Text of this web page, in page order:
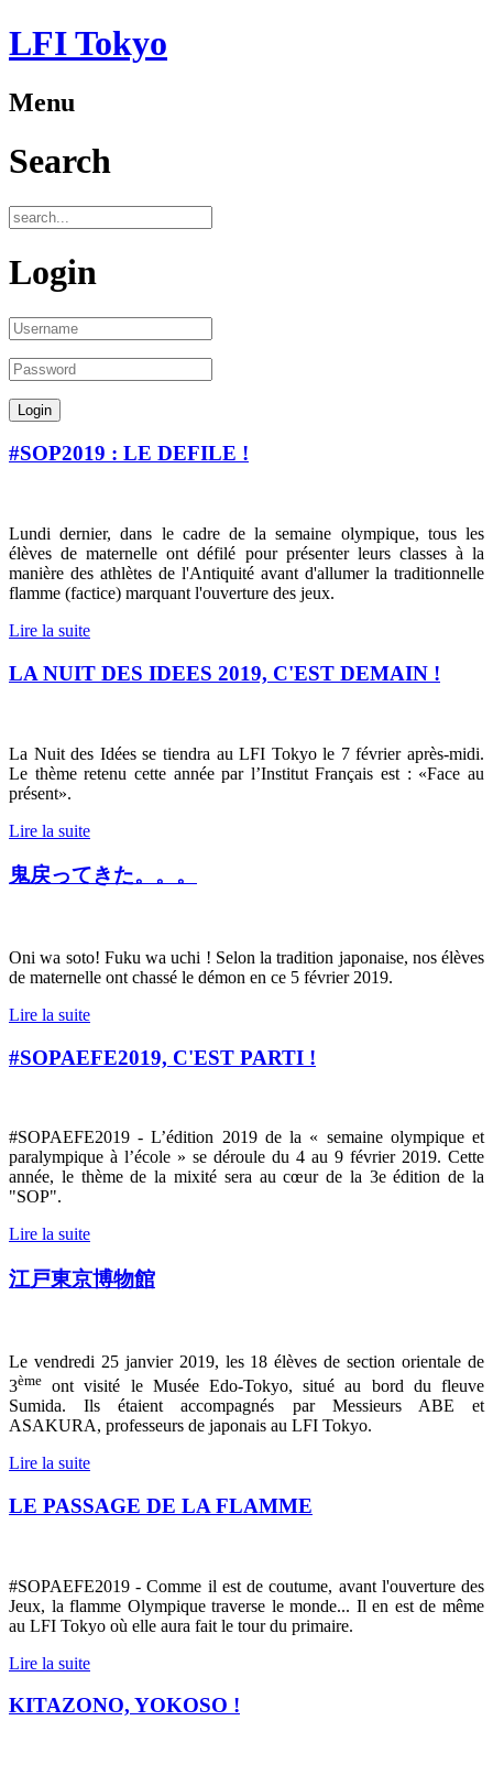
LFI Tokyo
Menu
Search
Login
#SOP2019 : LE DEFILE !
Lundi dernier, dans le cadre de la semaine olympique, tous les
élèves de maternelle ont défilé pour présenter leurs classes à la
manière des athlètes de l'Antiquité avant d'allumer la traditionnelle
flamme (factice) marquant l'ouverture des jeux.
Lire la suite
LA NUIT DES IDEES 2019, C'EST DEMAIN !
La Nuit des Idées se tiendra au LFI Tokyo le 7 février après-midi.
Le thème retenu cette année par l’Institut Français est : «Face au
présent».
Lire la suite
鬼戻ってきた。。。
Oni wa soto! Fuku wa uchi ! Selon la tradition japonaise, nos élèves
de maternelle ont chassé le démon en ce 5 février 2019.
Lire la suite
#SOPAEFE2019, C'EST PARTI !
#SOPAEFE2019 -L’édition 2019 de la « semaine olympique et
paralympique à l’école » se déroule du 4 au 9 février 2019. Cette
année, le thème de la mixité sera au cœur de la 3e édition de la
"SOP".
Lire la suite
江戸東京博物館
Le vendredi 25 janvier 2019, les 18 élèves de section orientale de
3ème ont visité le Musée Edo-Tokyo, situé au bord du fleuve
Sumida. Ils étaient accompagnés par Messieurs ABE et
ASAKURA, professeurs de japonais au LFI Tokyo.
Lire la suite
LE PASSAGE DE LA FLAMME
#SOPAEFE2019 - Comme il est de coutume, avant l'ouverture des
Jeux, la flamme Olympique traverse le monde... Il en est de même
au LFI Tokyo où elle aura fait le tour du primaire.
Lire la suite
KITAZONO, YOKOSO !